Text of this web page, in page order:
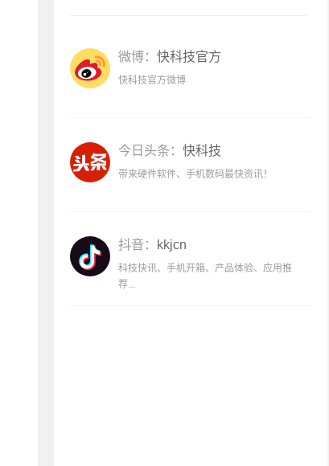
微博： 快科技官方
快科技官方微博
今日头条： 快科技
带来硬件软件、手机数码最快资讯！
抖音： kkjcn
科技快讯、手机开箱、产品体验、应用推
荐...